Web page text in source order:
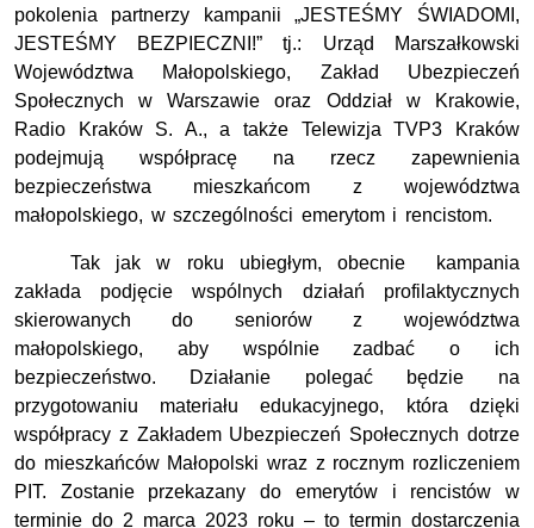
pokolenia partnerzy kampanii „JESTEŚMY ŚWIADOMI,
JESTEŚMY BEZPIECZNI!” tj.: Urząd Marszałkowski
Województwa Małopolskiego, Zakład Ubezpieczeń
Społecznych w Warszawie oraz Oddział w Krakowie,
Radio Kraków S. A., a także Telewizja TVP3 Kraków
podejmują współpracę na rzecz zapewnienia
bezpieczeństwa mieszkańcom z województwa
małopolskiego, w szczególności emerytom i rencistom.
Tak jak w roku ubiegłym, obecnie kampania
zakłada podjęcie wspólnych działań profilaktycznych
skierowanych do seniorów z województwa
małopolskiego, aby wspólnie zadbać o ich
bezpieczeństwo. Działanie polegać będzie na
przygotowaniu materiału edukacyjnego, która dzięki
współpracy z Zakładem Ubezpieczeń Społecznych dotrze
do mieszkańców Małopolski wraz z rocznym rozliczeniem
PIT. Zostanie przekazany do emerytów i rencistów w
terminie do 2 marca 2023 roku – to termin dostarczenia